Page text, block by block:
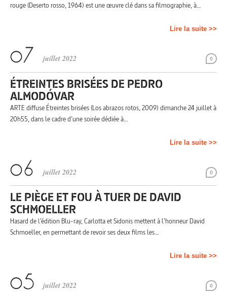
rouge (Deserto rosso, 1964) est une œuvre clé dans sa filmographie, à…
Lire la suite >>
0
juillet 2022
ÉTREINTES BRISÉES DE PEDRO
ALMODÓVAR
ARTE diffuse Étreintes brisées (Los abrazos rotos, 2009) dimanche 24 juillet à
20h55, dans le cadre d’une soirée dédiée à…
Lire la suite >>
0
juillet 2022
LE PIÈGE ET FOU À TUER DE DAVID
SCHMOELLER
Hasard de l’édition Blu-ray, Carlotta et Sidonis mettent à l’honneur David
Schmoeller, en permettant de revoir ses deux films les…
Lire la suite >>
0
juillet 2022